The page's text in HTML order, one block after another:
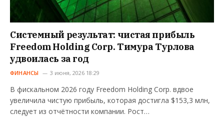
Системный результат: чистая прибыль
Freedom Holding Corp. Тимура Турлова
удвоилась за год
ФИНАНСЫ 3 июня, 2026 18:29
В фискальном 2026 году Freedom Holding Corp. вдвое
увеличила чистую прибыль, которая достигла $153,3 млн,
следует из отчётности компании. Рост…